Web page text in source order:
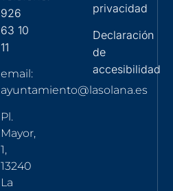
926
63 10
11
email:
ayuntamiento@lasolana.es
Pl.
Mayor,
1,
13240
La
privacidad
Declaración
de
accesibilidad